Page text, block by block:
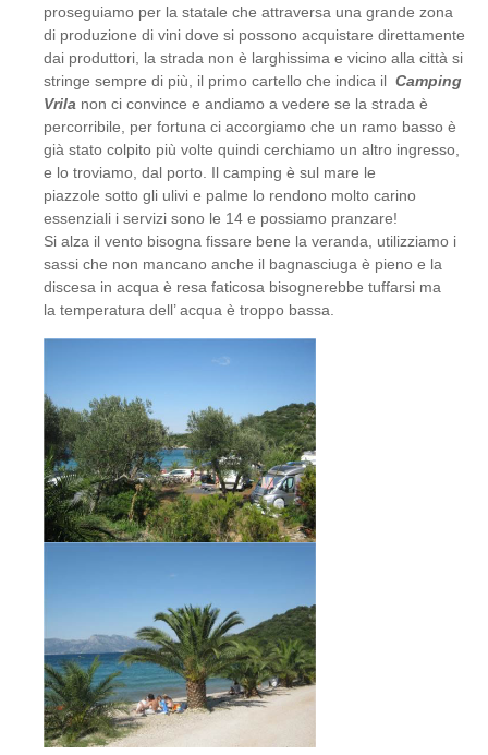
proseguiamo per la statale che attraversa una grande zona
di produzione di vini dove si possono acquistare direttamente
dai produttori, la strada non è larghissima e vicino alla città si
stringe sempre di più, il primo cartello che indica il Camping
Vrila non ci convince e andiamo a vedere se la strada è
percorribile, per fortuna ci accorgiamo che un ramo basso è
già stato colpito più volte quindi cerchiamo un altro ingresso,
e lo troviamo, dal porto. Il camping è sul mare le
piazzole sotto gli ulivi e palme lo rendono molto carino
essenziali i servizi sono le 14 e possiamo pranzare!
Si alza il vento bisogna fissare bene la veranda, utilizziamo i
sassi che non mancano anche il bagnasciuga è pieno e la
discesa in acqua è resa faticosa bisognerebbe tuffarsi ma
la temperatura dell’ acqua è troppo bassa.